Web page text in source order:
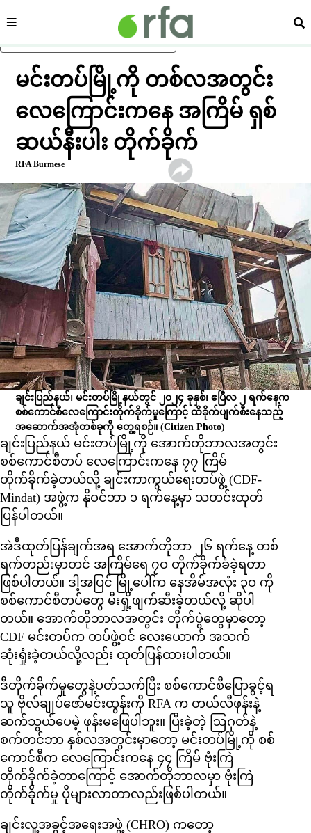
ပင်မအကြောင်းအရာသို့ ကျော်ရန်
ကဏ္ဍ ရှာ
မင်းတပ်မြို့ကို တစ်လအတွင်း
လေကြောင်းကနေ အကြိမ် ရှစ်
ဆယ်နီးပါး တိုက်ခိုက်
RFA Burmese
ချင်းပြည်နယ်၊ မင်းတပ်မြို့နယ်တွင် ၂၀၂၄ ခုနှစ်၊ ဧပြီလ ၂ ရက်နေ့က
စစ်ကောင်စီလေကြောင်းတိုက်ခိုက်မှုကြောင့် ထိခိုက်ပျက်စီးနေသည့်
အဆောက်အအုံတစ်ခုကို တွေ့ရစဉ်။(Citizen Photo)
ချင်းပြည်နယ် မင်းတပ်မြို့ကို အောက်တိုဘာလအတွင်း
စစ်ကောင်စီတပ် လေကြောင်းကနေ ၇၇ ကြိမ်
တိုက်ခိုက်ခဲ့တယ်လို့ ချင်းကာကွယ်ရေးတပ်ဖွဲ့ (CDF-
Mindat) အဖွဲ့က နိုဝင်ဘာ ၁ ရက်နေ့မှာ သတင်းထုတ်
ပြန်ပါတယ်။
အဲဒီထုတ်ပြန်ချက်အရ အောက်တိုဘာ ၂၆ ရက်နေ့ တစ်
ရက်တည်းမှာတင် အကြိမ်ရေ ၇ဝ တိုက်ခိုက်ခံခဲ့ရတာ
ဖြစ်ပါတယ်။ ဒါ့အပြင် မြို့ပေါ်က နေအိမ်အလုံး ၃ဝ ကို
စစ်ကောင်စီတပ်တွေ မီးရှို့ဖျက်ဆီးခဲ့တယ်လို့ ဆိုပါ
တယ်။ အောက်တိုဘာလအတွင်း တိုက်ပွဲတွေမှာတော့
CDF မင်းတပ်က တပ်ဖွဲ့ဝင် လေးယောက် အသက်
ဆုံးရှုံးခဲ့တယ်လို့လည်း ထုတ်ပြန်ထားပါတယ်။
ဒီတိုက်ခိုက်မှုတွေနဲ့ပတ်သက်ပြီး စစ်ကောင်စီပြောခွင့်ရ
သူ ဗိုလ်ချုပ်ဇော်မင်းထွန်းကို RFA က တယ်လီဖုန်းနဲ့
ဆက်သွယ်ပေမဲ့ ဖုန်းမဖြေပါဘူး။ ပြီးခဲ့တဲ့ ဩဂုတ်နဲ့
စက်တင်ဘာ နှစ်လအတွင်းမှာတော့ မင်းတပ်မြို့ကို စစ်
ကောင်စီက လေကြောင်းကနေ ၄၄ ကြိမ် ဗုံးကြဲ
တိုက်ခိုက်ခဲ့တာကြောင့် အောက်တိုဘာလမှာ ဗုံးကြဲ
တိုက်ခိုက်မှု ပိုများလာတာလည်းဖြစ်ပါတယ်။
ချင်းလူ့အခွင့်အရေးအဖွဲ့ (CHRO) ကတော့